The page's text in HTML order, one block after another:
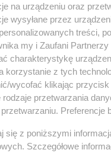
na urządzeniu oraz
wysyłane przez
treści,
my i Zaufani
charakterystykę
korzystanie z tych
wycofać klikając
rodzaje przetwarzania
Preferencje
się z poniższymi
Szczegółowe